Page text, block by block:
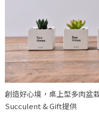
創造好心境，桌上型多肉盆
Succulent & Gift提供